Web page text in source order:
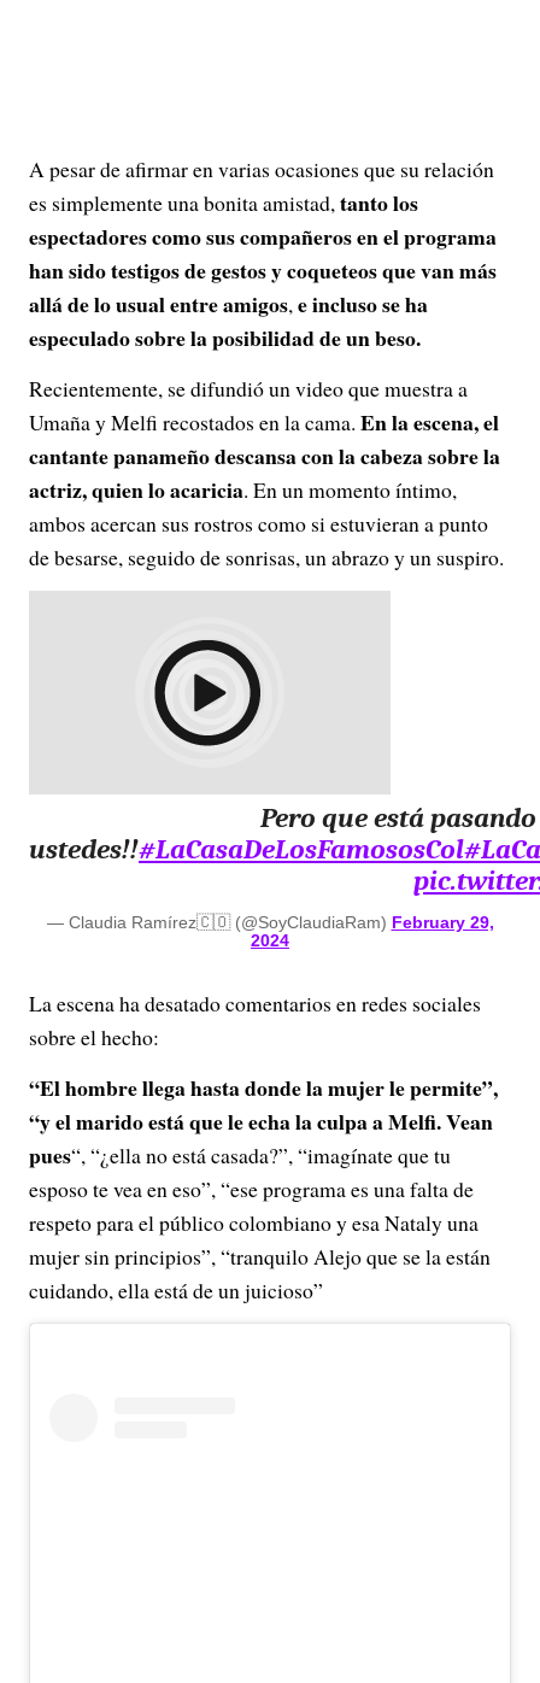
A pesar de afirmar en varias ocasiones que su relación
es simplemente una bonita amistad,tanto los
espectadores como sus compañeros en el programa
han sido testigos de gestos y coqueteos que van más
allá de lo usual entre amigos,e incluso se ha
especulado sobre la posibilidad de un beso.
Recientemente, se difundió un video que muestra a
Umaña y Melfi recostados en la cama. En la escena, el
cantante panameño descansa con la cabeza sobre la
actriz, quien lo acaricia. En un momento íntimo,
ambos acercan sus rostros como si estuvieran a punto
de besarse, seguido de sonrisas, un abrazo y un suspiro.
Pero que está
ustedes!!#LaCasaDeLosFamososCol
— Claudia Ramírez🇨🇴 (@SoyClaudiaRam) February 29,
2024
La escena ha desatado comentarios en redes sociales
sobre el hecho:
“El hombre llega hasta donde la mujer le permite”,
“y el marido está que le echa la culpa a Melfi. Vean
pues“, “¿ella no está casada?”, “imagínate que tu
esposo te vea en eso”, “ese programa es una falta de
respeto para el público colombiano y esa Nataly una
mujer sin principios”, “tranquilo Alejo que se la están
cuidando, ella está de un juicioso”